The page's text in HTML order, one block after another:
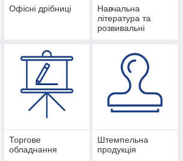
Офісні дрібниці
Навчальна
література та
розвивальні
Торгове
обладнання
Штемпельна
продукція